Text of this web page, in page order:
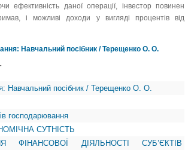
ефективність даної операції, інвестор повинен
і можливі доходи у вигляді процентів від
Навчальний посібник / Терещенко О. О.
Навчальний посібник / Терещенко О. О.
господарювання
СУТНІСТЬ
ДІЯЛЬНОСТІ СУБ’ЄКТІВ